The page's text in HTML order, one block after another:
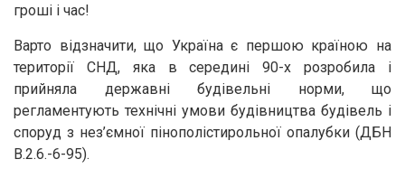
гроші і час!
Варто відзначити, що Україна є першою країною на
території СНД, яка в середині 90-х розробила і
прийняла державні будівельні норми, що
регламентують технічні умови будівництва будівель і
споруд з нез’ємної пінополістирольної опалубки (ДБН
В.2.6.-6-95).